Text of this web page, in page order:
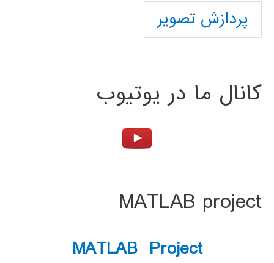
پردازش تصویر
کانال ما در یوتیوب
MATLAB project
MATLAB Project